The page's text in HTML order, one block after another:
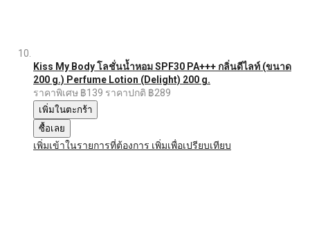
Kiss My Body โลชั่นน้ำหอม SPF30 PA+++ กลิ่นดีไลท์ (ขนาด
200 g.) Perfume Lotion (Delight) 200 g.
ราคาพิเศษ ฿139 ราคาปกติ ฿289
เพิ่มในตะกร้า
ซื้อเลย
เพิ่มเข้าในรายการที่ต้องการ เพิ่มเพื่อเปรียบเทียบ